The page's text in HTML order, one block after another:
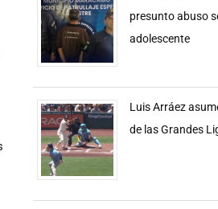
presunto abuso
adolescente
Luis Arráez
de las Grandes